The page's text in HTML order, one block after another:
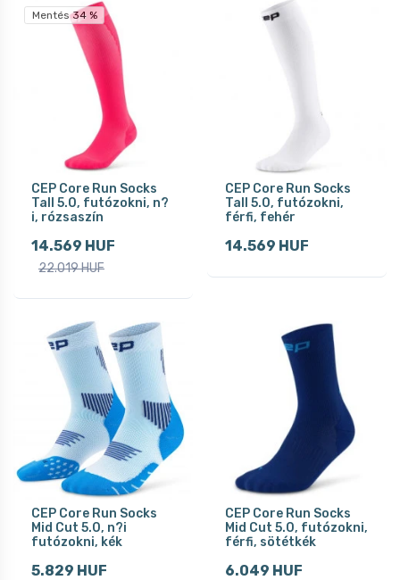
Mentés 34 %
CEP Core Run Socks
Tall 5.0, futózokni, n?
i, rózsaszín
14.569 HUF
22.019 HUF
CEP Core Run Socks
Tall 5.0, futózokni,
férfi, fehér
14.569 HUF
CEP Core Run Socks
Mid Cut 5.0, n?i
futózokni, kék
5.829 HUF
CEP Core Run Socks
Mid Cut 5.0, futózokni,
férfi, sötétkék
6.049 HUF